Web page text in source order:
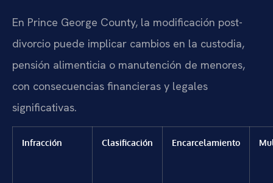
En Prince George County, la modificación post-
divorcio puede implicar cambios en la custodia,
pensión alimenticia o manutención de menores,
con consecuencias financieras y legales
significativas.
Infracción Clasificación Encarcelamiento